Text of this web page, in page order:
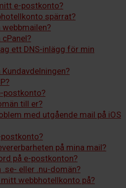
e-postkonto?
spärrat?
ett DNS-inlägg för min
postkonto?
till er?
med utgående mail på iOS
på mina mail?
på e-postkonton?
eller .nu-domän?
webbhotellkonto på?